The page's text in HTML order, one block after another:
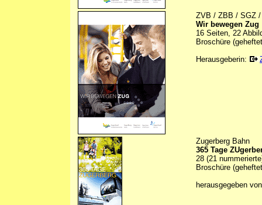
ZVB / ZBB / SGZ /
Wir bewegen Zug
16 Seiten, 22
Broschüre
Herausgeberin:
Zugerberg Bahn
365 Tage
28 (21
Broschüre
herausgegeben